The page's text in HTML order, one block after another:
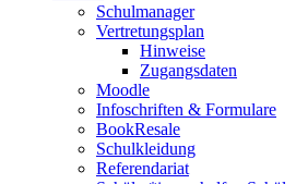
Schulmanager
Vertretungsplan
Hinweise
Zugangsdaten
Moodle
Infoschriften & Formulare
BookResale
Schulkleidung
Referendariat